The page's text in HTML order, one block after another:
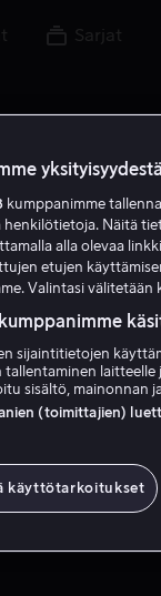
Sarjat
6 7 8
kumppanimme
henkilötietoja. Näitä
alla olevaa
etujen
Valintasi välitetään
sijaintitietojen
tallentaminen
sisältö, mainonnan
(toimittajien)
käyttötarkoitukset